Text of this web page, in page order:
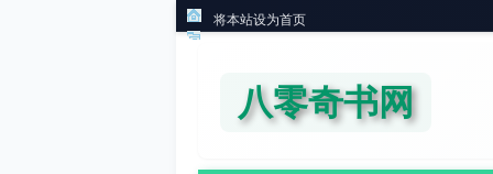
将本站设为首页
八零奇书网